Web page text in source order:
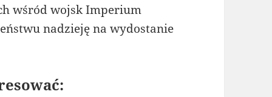
wśród wojsk Imperium
nadzieję na wydostanie